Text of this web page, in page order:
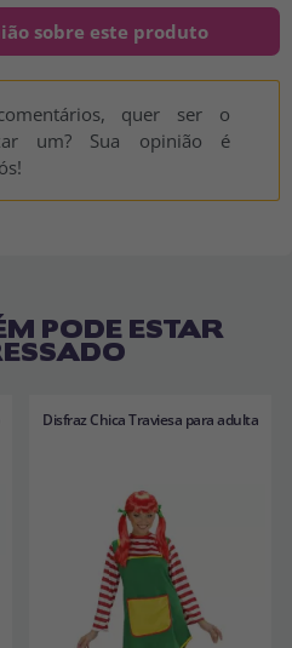
sobre este produto
quer ser o
um? Sua opinião é
PODE ESTAR
Disfraz Chica Traviesa para adulta